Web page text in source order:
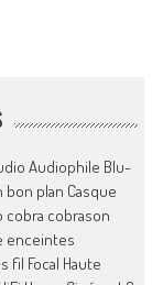
Audiophile Blu-
bon plan Casque
cobra cobrason
enceintes
fil Focal Haute